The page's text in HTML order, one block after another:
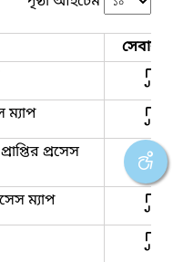
সেবার
ম্যাপ
প্রসেস
ম্যাপ